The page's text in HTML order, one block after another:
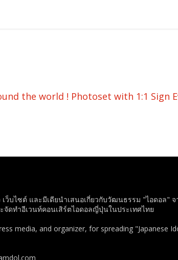
the world ! Photoset with 1:1 Sign
เว็บไซต์ และมีเดียนำเสนอเกี่ยวกับวัฒนธรรม "ไอดอล"
ดทำอีเวนท์คอนเสิร์ตไอดอลญี่ปุ่นในประเทศไทย
media, and organizer, for spreading "Japanese